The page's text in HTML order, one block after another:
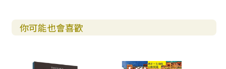
榮耀的王將要進來！」（詩篇廿四篇9～10節）願神祝福大
家！
你可能也會喜歡